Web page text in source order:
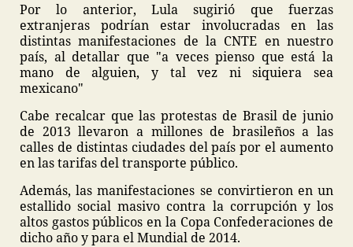
Por lo anterior, Lula sugirió que fuerzas
extranjeras podrían estar involucradas en las
distintas manifestaciones de la CNTE en nuestro
país, al detallar que "a veces pienso que está la
mano de alguien, y tal vez ni siquiera sea
mexicano"
Cabe recalcar que las protestas de Brasil de junio
de 2013 llevaron a millones de brasileños a las
calles de distintas ciudades del país por el aumento
en las tarifas del transporte público.
Además, las manifestaciones se convirtieron en un
estallido social masivo contra la corrupción y los
altos gastos públicos en la Copa Confederaciones de
dicho año y para el Mundial de 2014.